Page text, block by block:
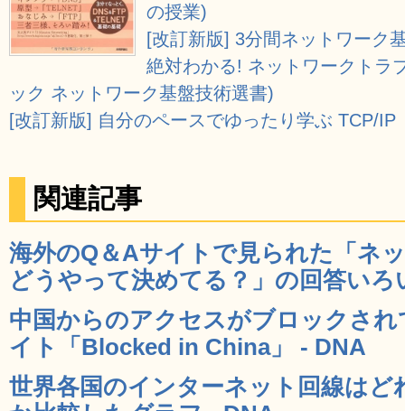
の授業)
[改訂新版] 3分間ネットワーク
絶対わかる! ネットワークトラ
ック ネットワーク基盤技術選書)
[改訂新版] 自分のペースでゆったり学ぶ TCP/IP
関連記事
海外のQ＆Aサイトで見られた「ネ
どうやって決めてる？」の回答いろ
中国からのアクセスがブロックさ
イト「Blocked in China」 - DNA
世界各国のインターネット回線はど